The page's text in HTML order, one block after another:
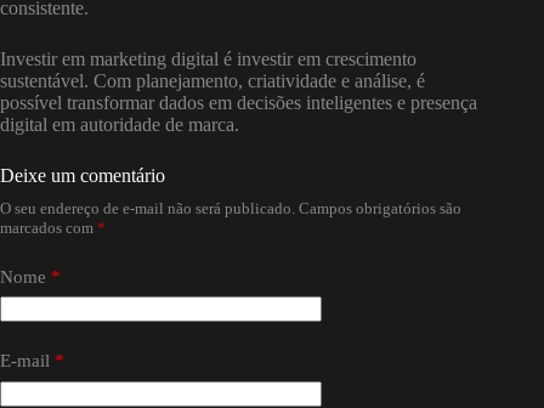
consistente.
Investir em marketing digital é investir em crescimento
sustentável. Com planejamento, criatividade e análise, é
possível transformar dados em decisões inteligentes e presença
digital em autoridade de marca.
Deixe um comentário
O seu endereço de e-mail não será publicado. Campos obrigatórios são
marcados com *
Nome *
E-mail *